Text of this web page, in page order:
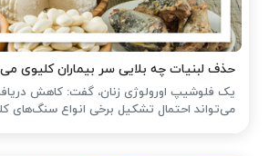
حذف لبنیات چه بلایی سر بیماران کلیوی می
یک فلوشیپ اورولوژی زنان، گفت: کاهش
می‌تواند احتمال تشکیل برخی انواع سنگ‌های